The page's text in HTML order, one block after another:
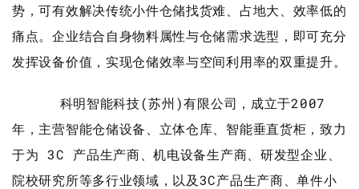
势，可有效解决传统小件仓储找货难、占地大、效率低的
痛点。企业结合自身物料属性与仓储需求选型，即可充分
发挥设备价值，实现仓储效率与空间利用率的双重提升。
科明智能科技(苏州)有限公司，成立于2007
年，主营智能仓储设备、立体仓库、智能垂直货柜，致力
于为 3C 产品生产商、机电设备生产商、研发型企业、
院校研究所等多行业领域，以及3C产品生产商、单件小